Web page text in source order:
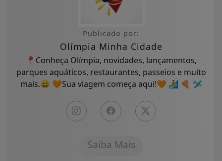
Publicado por:
Olímpia Minha Cidade
📍Conheça Olímpia, novidades, lançamentos,
parques aquáticos, restaurantes, passeios e muito
mais.😄 🧡Sua viagem começa aqui!🧡 🏄 🍕 🛩
Saiba Mais